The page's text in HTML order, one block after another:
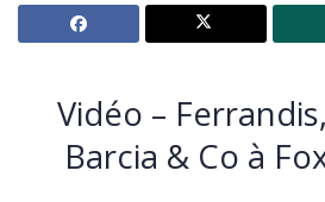
Vidéo –
Barcia & Co à